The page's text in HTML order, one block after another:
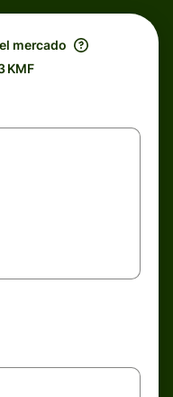
mercado
KMF